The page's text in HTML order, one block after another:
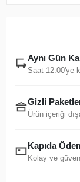
Aynı Gün
Saat 12:00'ye
Gizli
Ürün içeriği
Kapıda
Kolay ve